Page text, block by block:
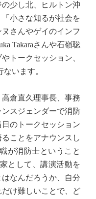
少し北、ヒルトン沖
小さな知るが社会を
さんやゲイのインフ
Takaraさんや石嶺聡
トークセッション、
ないます。
倉直久理事長、事務
スジェンダーで消防
のトークセッション
ことをアナウンスし
が消防士ということ
として、講演活動を
なんだろうか、自分
け難しいことで、ど